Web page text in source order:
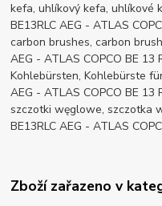
kefa, uhlíkový kefa, uhlíkové
BE13RLC AEG - ATLAS
carbon brushes, carbon
AEG - ATLAS COPCO BE 13
Kohlebürsten, Kohlebürste
AEG - ATLAS COPCO BE 13
szczotki węglowe, szczotka
BE13RLC AEG - ATLAS
Zboží zařazeno v